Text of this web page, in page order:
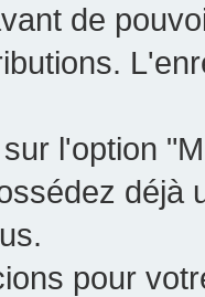
de
l'option
déjà
pour